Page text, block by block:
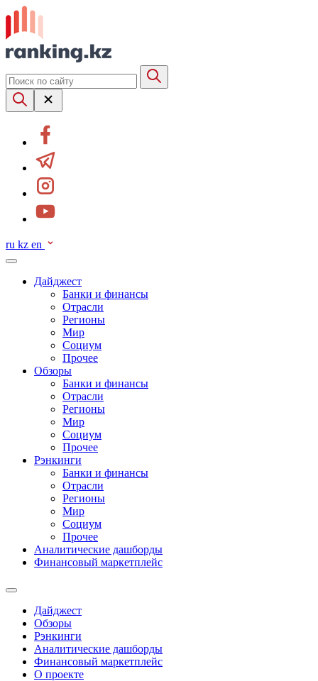
ru kz en
Дайджест
Банки и финансы
Отрасли
Регионы
Мир
Социум
Прочее
Обзоры
Банки и финансы
Отрасли
Регионы
Мир
Социум
Прочее
Рэнкинги
Банки и финансы
Отрасли
Регионы
Мир
Социум
Прочее
Аналитические дашборды
Финансовый маркетплейс
Дайджест
Обзоры
Рэнкинги
Аналитические дашборды
Финансовый маркетплейс
О проекте